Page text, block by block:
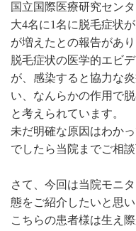
国立国際医療研究セン
大4名に1名に脱毛症状
が増えたとの報告があり
脱毛症状の医学的エビ
が、感染すると協力な
い、なんらかの作用で
と考えられています。
未だ明確な原因はわか
でしたら当院までご相談
さて、今回は当院モニ
態をご紹介したいと思い
こちらの患者様は生え